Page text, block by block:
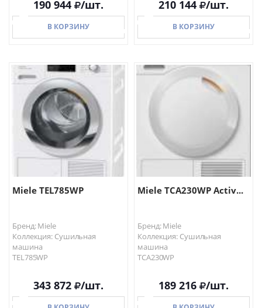
190 944 /шт.
В КОРЗИНУ
В КОРЗИНУ
210 144 /шт.
В КОРЗИНУ
В КОРЗИНУ
Miele TEL785WP
Бренд: Miele
Коллекция: Сушильная
машина
TEL785WP
343 872 /шт.
Miele TCA230WP Activ...
Бренд: Miele
Коллекция: Сушильная
машина
TCA230WP
189 216 /шт.